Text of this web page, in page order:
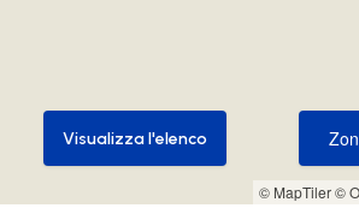
© MapTiler©
Visualizza l'elenco
Visualizza l'elenco